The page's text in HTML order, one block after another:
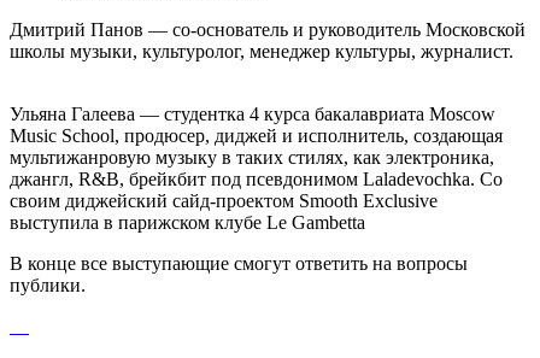
Дмитрий Панов — со-основатель и руководитель Московской
школы музыки, культуролог, менеджер культуры, журналист.
Ульяна Галеева — студентка 4 курса бакалавриата Moscow
Music School, продюсер, диджей и исполнитель, создающая
мультижанровую музыку в таких стилях, как электроника,
джангл, R&B, брейкбит под псевдонимом Laladevochka. Со
своим диджейский сайд-проектом Smooth Exclusive
выступила в парижском клубе Le Gambetta
В конце все выступающие смогут ответить на вопросы
публики.